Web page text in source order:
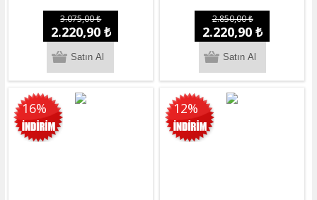
3.075,00 ₺
2.220,90 ₺
2.850,00 ₺
2.220,90 ₺
16% 12%